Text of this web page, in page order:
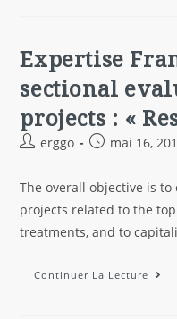
Expertise
sectional
projects : «
erggo mai 16,
The overall objective is
projects related to the
treatments, and to
Continuer La Lecture